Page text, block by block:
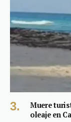
Muere
oleaje en